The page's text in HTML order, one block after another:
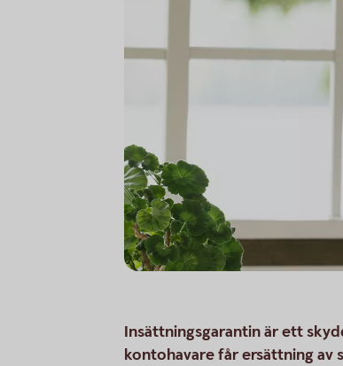
Insättningsgarantin är ett
kontohavare får ersättning